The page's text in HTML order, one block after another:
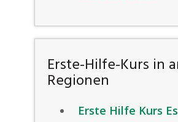
Erste-Hilfe-Kurs in
Regionen
Erste Hilfe Kurs